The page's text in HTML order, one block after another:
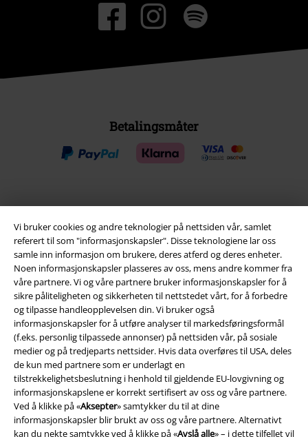
Vi bruker cookies og andre teknologier på nettsiden vår, samlet
referert til som "informasjonskapsler". Disse teknologiene lar oss
samle inn informasjon om brukere, deres atferd og deres enheter.
Noen informasjonskapsler plasseres av oss, mens andre kommer fra
våre partnere. Vi og våre partnere bruker informasjonskapsler for å
sikre påliteligheten og sikkerheten til nettstedet vårt, for å forbedre
og tilpasse handleopplevelsen din. Vi bruker også
informasjonskapsler for å utføre analyser til markedsføringsformål
(f.eks. personlig tilpassede annonser) på nettsiden vår, på sosiale
medier og på tredjeparts nettsider. Hvis data overføres til USA, deles
de kun med partnere som er underlagt en
tilstrekkelighetsbeslutning i henhold til gjeldende EU-lovgivning og
informasjonskapslene er korrekt sertifisert av oss og våre partnere.
Ved å klikke på «Aksepter» samtykker du til at dine
informasjonskapsler blir brukt av oss og våre partnere. Alternativt
kan du nekte samtykke ved å klikke på «Avslå alle» – i dette tilfellet vil
Betalingsmåter
EMP App
Her kan du laste ned EMPs nye app helt gratis og ta del i alle de nye
funksjonene og fordelene!
A Warner Music Group Company